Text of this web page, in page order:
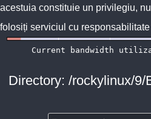
acestuia constituie un privilegiu,
folosiți serviciul cu
Directory: /rockylinux/